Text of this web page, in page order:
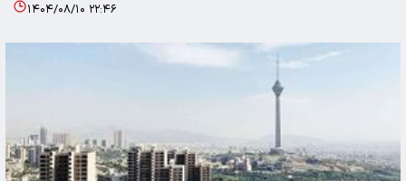
۱۴۰۴/۰۸/۱۰ ۲۲:۴۶